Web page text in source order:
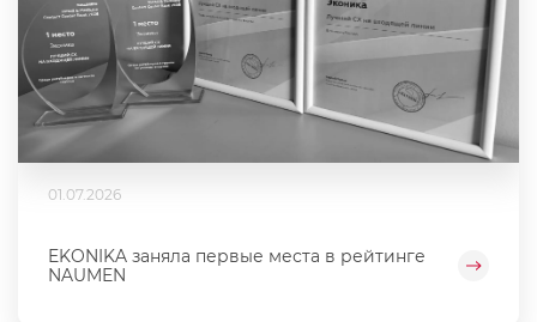
01.07.2026
EKONIKA заняла первые места в рейтинге
NAUMEN